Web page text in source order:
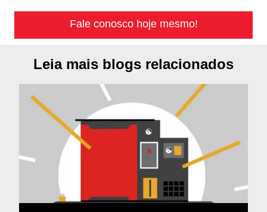
Fale conosco hoje mesmo!
Leia mais blogs relacionados